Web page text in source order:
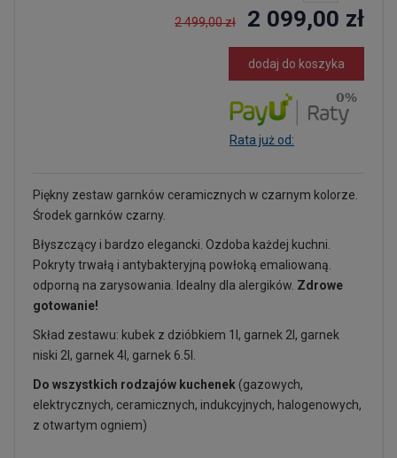
2 499,00 zł 2 099,00 zł
dodaj do koszyka
Rata już od:
Piękny zestaw garnków ceramicznych w czarnym kolorze.
Środek garnków czarny.
Błyszczący i bardzo elegancki. Ozdoba każdej kuchni.
Pokryty trwałą i antybakteryjną powłoką emaliowaną.
odporną na zarysowania. Idealny dla alergików. Zdrowe
gotowanie!
Skład zestawu: kubek z dzióbkiem 1l, garnek 2l, garnek
niski 2l, garnek 4l, garnek 6.5l.
Do wszystkich rodzajów kuchenek (gazowych,
elektrycznych, ceramicznych, indukcyjnych, halogenowych,
z otwartym ogniem)